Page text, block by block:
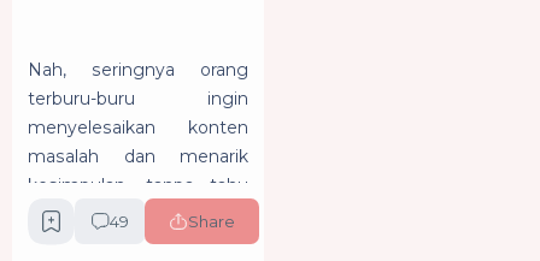
Nah, seringnya orang
terburu-buru ingin
menyelesaikan konten
masalah dan menarik
kesimpulan, tanpa tahu
lebih dalam mengenai
konteks yang
49 Share